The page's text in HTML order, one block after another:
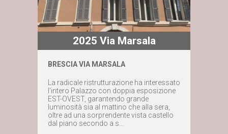
Maggiori dettagli
Contattaci subito
2025 Via Marsala
BRESCIA VIA MARSALA
La radicale ristrutturazione ha interessato
l'intero Palazzo con doppia esposizione
EST-OVEST, garantendo grande
luminosità sia al mattino che alla sera,
oltre ad una sorprendente vista castello
dal piano secondo a s...